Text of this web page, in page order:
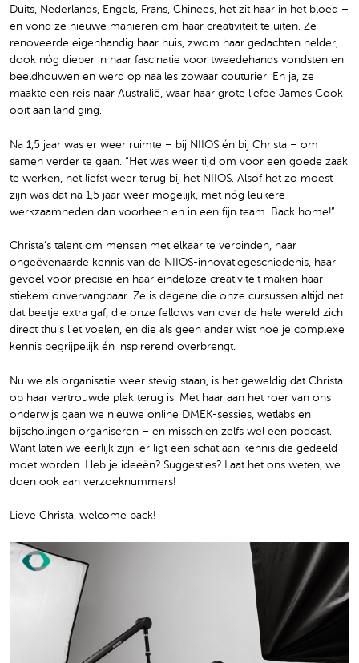
Duits, Nederlands, Engels, Frans, Chinees, het zit haar in het bloed –
en vond ze nieuwe manieren om haar creativiteit te uiten. Ze
renoveerde eigenhandig haar huis, zwom haar gedachten helder,
dook nóg dieper in haar fascinatie voor tweedehands vondsten en
beeldhouwen en werd op naailes zowaar couturier. En ja, ze
maakte een reis naar Australië, waar haar grote liefde James Cook
ooit aan land ging.
Na 1,5 jaar was er weer ruimte – bij NIIOS én bij Christa – om
samen verder te gaan. “Het was weer tijd om voor een goede zaak
te werken, het liefst weer terug bij het NIIOS. Alsof het zo moest
zijn was dat na 1,5 jaar weer mogelijk, met nóg leukere
werkzaamheden dan voorheen en in een fijn team. Back home!”
Christa’s talent om mensen met elkaar te verbinden, haar
ongeëvenaarde kennis van de NIIOS-innovatiegeschiedenis, haar
gevoel voor precisie en haar eindeloze creativiteit maken haar
stiekem onvervangbaar. Ze is degene die onze cursussen altijd nét
dat beetje extra gaf, die onze fellows van over de hele wereld zich
direct thuis liet voelen, en die als geen ander wist hoe je complexe
kennis begrijpelijk én inspirerend overbrengt.
Nu we als organisatie weer stevig staan, is het geweldig dat Christa
op haar vertrouwde plek terug is. Met haar aan het roer van ons
onderwijs gaan we nieuwe online DMEK-sessies, wetlabs en
bijscholingen organiseren – en misschien zelfs wel een podcast.
Want laten we eerlijk zijn: er ligt een schat aan kennis die gedeeld
moet worden. Heb je ideeën? Suggesties? Laat het ons weten, we
doen ook aan verzoeknummers!
Lieve Christa, welcome back!